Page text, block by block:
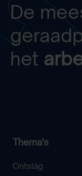
De
het
Thema's
Ontslag